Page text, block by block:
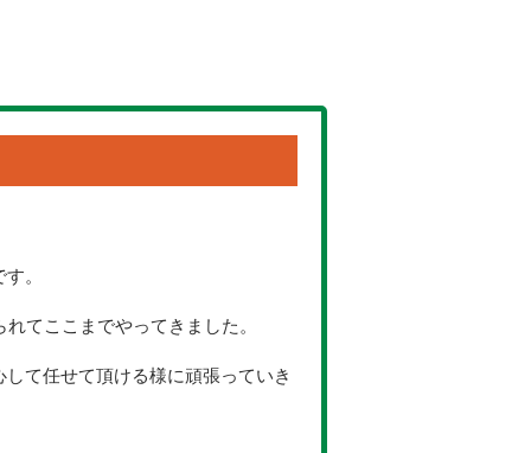
。
てここまでやってきました。
て任せて頂ける様に頑張っていき